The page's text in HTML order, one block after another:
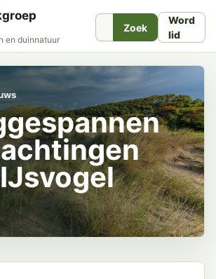
en duinnatuur
Zoek
Word
lid